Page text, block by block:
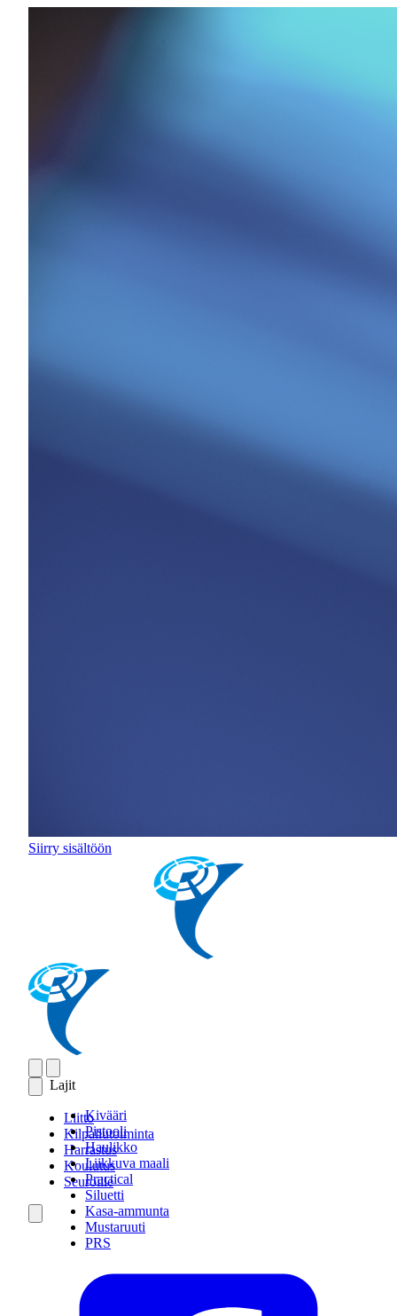
Siirry sisältöön
Lajit
Kivääri
Pistooli
Haulikko
Liikkuva maali
Practical
Siluetti
Kasa-ammunta
Mustaruuti
PRS
Liitto
Kilpailutoiminta
Harrastus
Koulutus
Seuroille